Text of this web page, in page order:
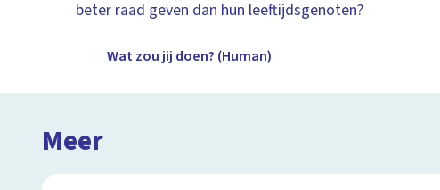
beter raad geven dan hun leeftijdsgenoten?
Wat zou jij doen? (Human)
Meer